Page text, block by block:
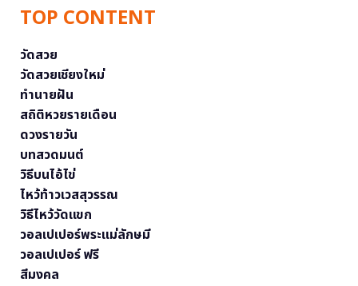
TOP CONTENT
วัดสวย
วัดสวยเชียงใหม่
ทำนายฝัน
สถิติหวยรายเดือน
ดวงรายวัน
บทสวดมนต์
วิธีบนไอ้ไข่
ไหว้ท้าวเวสสุวรรณ
วิธีไหว้วัดแขก
วอลเปเปอร์พระแม่ลักษมี
วอลเปเปอร์ ฟรี
สีมงคล